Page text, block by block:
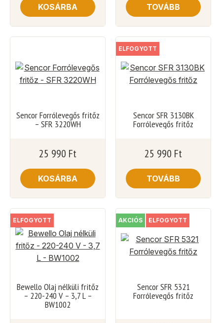
KOSÁRBA TOVÁBB
Sencor Forrólevegős fritőz
– SFR 3220WH
25 990 Ft
KOSÁRBA
ELFOGYOTT
Sencor SFR 3130BK
Forrólevegős fritőz
25 990 Ft
TOVÁBB
ELFOGYOTT
Bewello Olaj nélküli fritőz
– 220-240 V – 3,7 L –
BW1002
AKCIÓS ELFOGYOTT
Sencor SFR 5321
Forrólevegős fritőz